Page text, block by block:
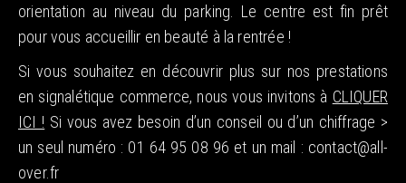
orientation au niveau du parking. Le centre est fin prêt
pour vous accueillir en beauté à la rentrée !
Si vous souhaitez en découvrir plus sur nos prestations
en signalétique commerce, nous vous invitons à CLIQUER
ICI ! Si vous avez besoin d’un conseil ou d’un chiffrage >
un seul numéro : 01 64 95 08 96 et un mail : contact@all-
over.fr